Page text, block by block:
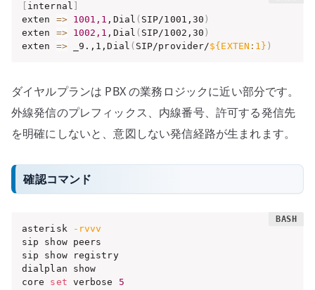
internal
exten => 1001,1 ,Dial ( SIP/1001,30 )
exten => 1002,1 ,Dial ( SIP/1002,30 )
exten => _9.,1,Dial ( SIP/provider/${EXTEN : 1} )
ダイヤルプランは PBX の業務ロジックに近い部分です。
外線発信のプレフィックス、内線番号、許可する発信先
を明確にしないと、意図しない発信経路が生まれます。
確認コマンド
asterisk
-rvvv
sip show peers
sip show registry
dialplan show
core set verbose 5